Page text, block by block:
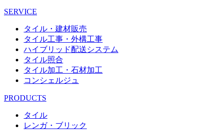
SERVICE
タイル・建材販売
タイル工事・外構工事
ハイブリッド配送システム
タイル照合
タイル加工・石材加工
コンシェルジュ
PRODUCTS
タイル
レンガ・ブリック